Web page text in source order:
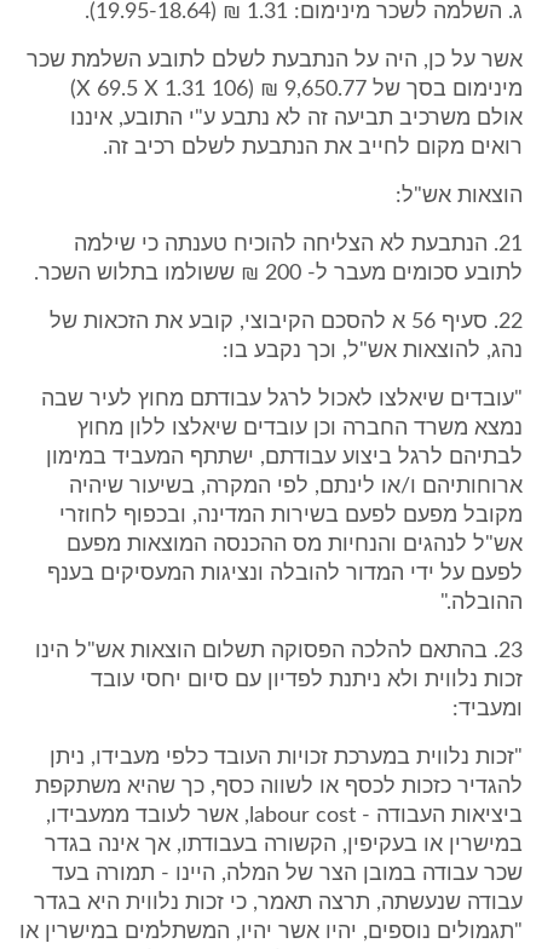
ג. השלמה לשכר מינימום: 1.31 ₪ (19.95-18.64).
אשר על כן, היה על הנתבעת לשלם לתובע השלמת שכר
מינימום בסך של 9,650.77 ₪ (106 X 69.5 X 1.31)
אולם משרכיב תביעה זה לא נתבע ע"י התובע, איננו
רואים מקום לחייב את הנתבעת לשלם רכיב זה.
הוצאות אש"ל:
21. הנתבעת לא הצליחה להוכיח טענתה כי שילמה
לתובע סכומים מעבר ל- 200 ₪ ששולמו בתלוש השכר.
22. סעיף 56 א להסכם הקיבוצי, קובע את הזכאות של
נהג, להוצאות אש"ל, וכך נקבע בו:
"עובדים שיאלצו לאכול לרגל עבודתם מחוץ לעיר שבה
נמצא משרד החברה וכן עובדים שיאלצו ללון מחוץ
לבתיהם לרגל ביצוע עבודתם, ישתתף המעביד במימון
ארוחותיהם ו/או לינתם, לפי המקרה, בשיעור שיהיה
מקובל מפעם לפעם בשירות המדינה, ובכפוף לחוזרי
אש"ל לנהגים והנחיות מס ההכנסה המוצאות מפעם
לפעם על ידי המדור להובלה ונציגות המעסיקים בענף
ההובלה."
23. בהתאם להלכה הפסוקה תשלום הוצאות אש"ל הינו
זכות נלווית ולא ניתנת לפדיון עם סיום יחסי עובד
ומעביד:
"זכות נלווית במערכת זכויות העובד כלפי מעבידו, ניתן
להגדיר כזכות לכסף או לשווה כסף, כך שהיא משתקפת
ביציאות העבודה - labour cost, אשר לעובד ממעבידו,
במישרין או בעקיפין, הקשורה בעבודתו, אך אינה בגדר
שכר עבודה במובן הצר של המלה, היינו - תמורה בעד
עבודה שנעשתה, תרצה תאמר, כי זכות נלווית היא בגדר
"תגמולים נוספים, יהיו אשר יהיו, המשתלמים במישרין או